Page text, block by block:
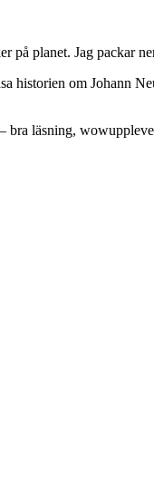
på planet. Jag packar
historien om Johann
läsning,